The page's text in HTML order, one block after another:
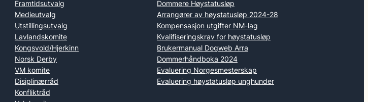
Framtidsutvalg
Medieutvalg
Utstillingsutvalg
Lavlandskomite
Kongsvold/Hjerkinn
Norsk Derby
VM komite
Disiplinærråd
Konfliktråd
Dommere Høystatusløp
Arrangører av høystatusløp 2024-28
Kompensasjon utgifter NM-lag
Kvalifiseringskrav for høystatusløp
Brukermanual Dogweb Arra
Dommerhåndboka 2024
Evaluering Norgesmesterskap
Evaluering høystatusløp unghunder